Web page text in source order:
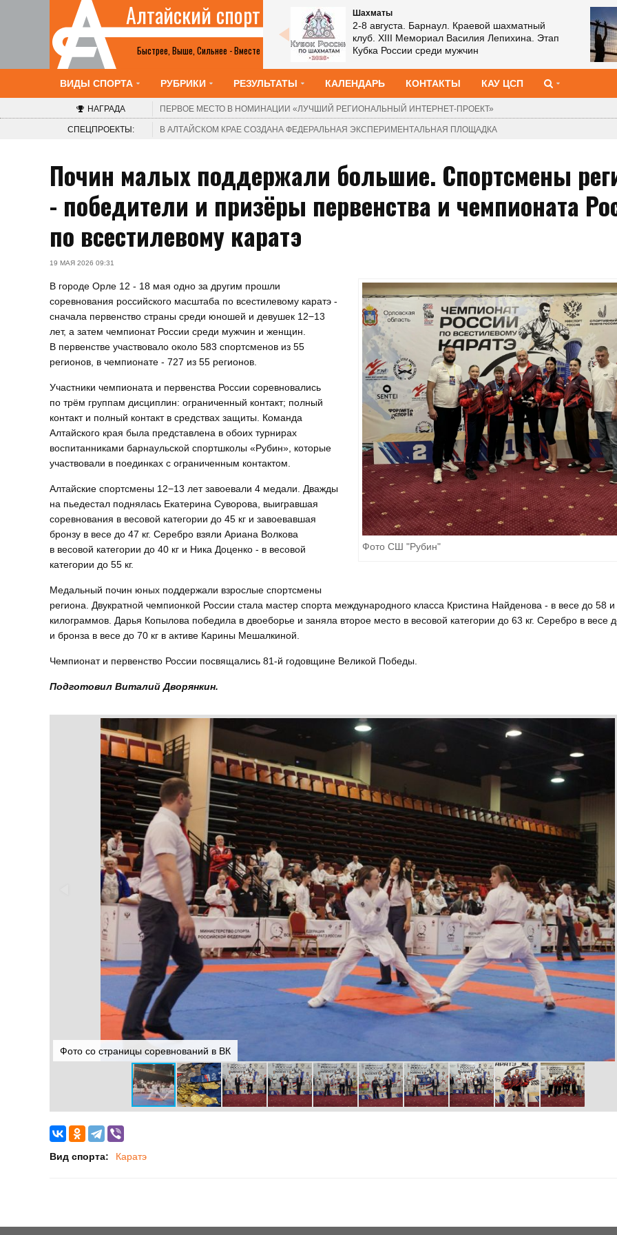
Быстрее, Выше, Сильнее - Вместе
Алтайский спорт
Шахматы
2-8 августа. Барнаул. Краевой шахматный
клуб. V турнир «Красоты Алтая». Этап Кубка
России среди женщин
Шахматы
2-8 августа. Барнаул. Краевой шахматный
клуб. XIII Мемориал Василия Лепихина. Этап
Кубка России среди мужчин
ВИДЫ СПОРТА РУБРИКИ РЕЗУЛЬТАТЫ КАЛЕНДАРЬ КОНТАКТЫ КАУ ЦСП
НАГРАДА ПЕРВОЕ МЕСТО В НОМИНАЦИИ «ЛУЧШИЙ РЕГИОНАЛЬНЫЙ ИНТЕРНЕТ-ПРОЕКТ»
СПЕЦПРОЕКТЫ: В АЛТАЙСКОМ КРАЕ СОЗДАНА ФЕДЕРАЛЬНАЯ ЭКСПЕРИМЕНТАЛЬНАЯ ПЛОЩАДКА
Почин малых поддержали большие. Спортсмены
- победители и призёры первенства и чемпионата
по всестилевому каратэ
19 МАЯ 2026 09:31
Фото СШ "Рубин"
В городе Орле 12 - 18 мая одно за другим прошли
соревнования российского масштаба по всестилевому каратэ -
сначала первенство страны среди юношей и девушек 12−13
лет, а затем чемпионат России среди мужчин и женщин.
В первенстве участвовало около 583 спортсменов из 55
регионов, в чемпионате - 727 из 55 регионов.
Участники чемпионата и первенства России соревновались
по трём группам дисциплин: ограниченный контакт; полный
контакт и полный контакт в средствах защиты. Команда
Алтайского края была представлена в обоих турнирах
воспитанниками барнаульской спортшколы «Рубин», которые
участвовали в поединках с ограниченным контактом.
Алтайские спортсмены 12−13 лет завоевали 4 медали. Дважды
на пьедестал поднялась Екатерина Суворова, выигравшая
соревнования в весовой категории до 45 кг и завоевавшая
бронзу в весе до 47 кг. Серебро взяли Ариана Волкова
в весовой категории до 40 кг и Ника Доценко - в весовой
категории до 55 кг.
Медальный почин юных поддержали взрослые спортсмены
региона. Двукратной чемпионкой России стала мастер спорта международного класса Кристина Найденова - в весе до 58
килограммов. Дарья Копылова победила в двоеборье и заняла второе место в весовой категории до 63 кг. Серебро в весе
и бронза в весе до 70 кг в активе Карины Мешалкиной.
Чемпионат и первенство России посвящались 81-й годовщине Великой Победы.
Подготовил Виталий Дворянкин.
Фото со страницы соревнований в ВК
Вид спорта: Каратэ